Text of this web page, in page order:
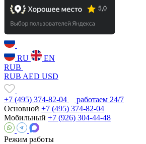
RU
EN
RUB
RUB AED USD
+7 (495) 374-82-04
работаем 24/7
Основной +7 (495) 374-82-04
Мобильный +7 (926) 304-44-48
Режим работы